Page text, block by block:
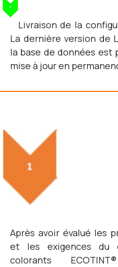
Livraison de la
La dernière version de
la base de données
mise à jour en
Après avoir évalué les
et les exigences du
colorants